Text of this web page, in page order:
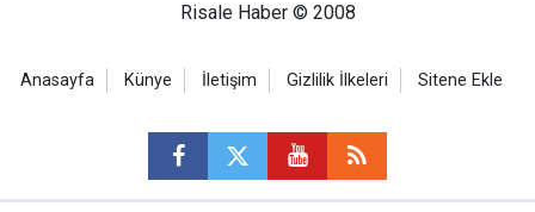
Risale Haber © 2008
Anasayfa Künye İletişim Gizlilik İlkeleri Sitene Ekle